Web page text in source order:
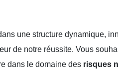
une structure dynamique,
de notre réussite. Vous
dans le domaine des risques